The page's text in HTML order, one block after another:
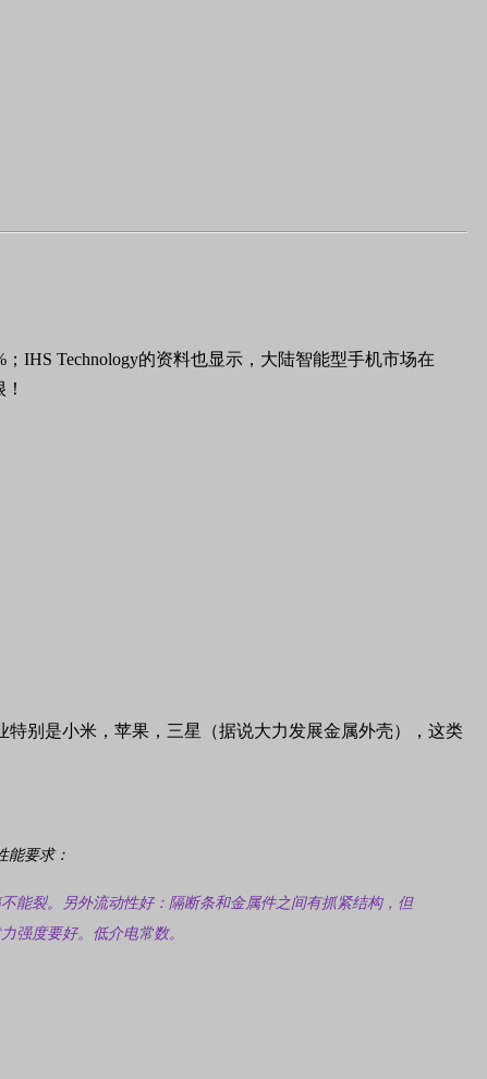
IHS Technology的资料也显示，大陆智能型手机市场在
特别是小米，苹果，三星（据说大力发展金属外壳），这类
能要求：
能裂。
另外流动性好：隔断条和金属件之间有抓紧结构，但
强度要好。 低介电常数。